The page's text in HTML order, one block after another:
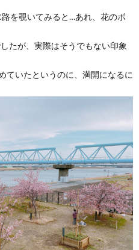
を覗いてみると…あれ、花のボ
たが、実際はそうでもない印象
ていたというのに、満開になるに